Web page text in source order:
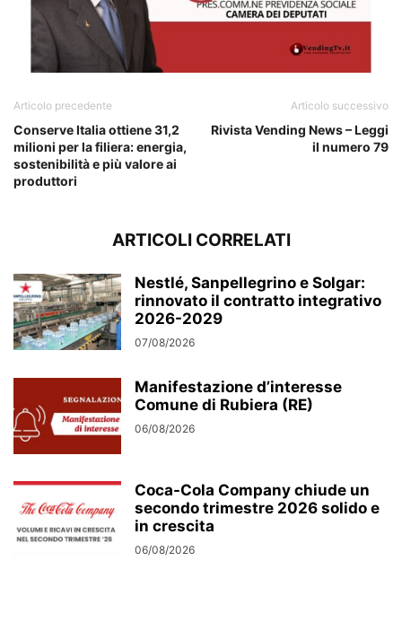
Articolo precedente
Conserve Italia ottiene 31,2
milioni per la filiera: energia,
sostenibilità e più valore ai
produttori
Articolo successivo
Rivista Vending News – Leggi
il numero 79
ARTICOLI CORRELATI
Nestlé, Sanpellegrino e Solgar:
rinnovato il contratto integrativo
2026-2029
07/08/2026
Manifestazione d’interesse
Comune di Rubiera (RE)
06/08/2026
Coca-Cola Company chiude un
secondo trimestre 2026 solido e
in crescita
06/08/2026